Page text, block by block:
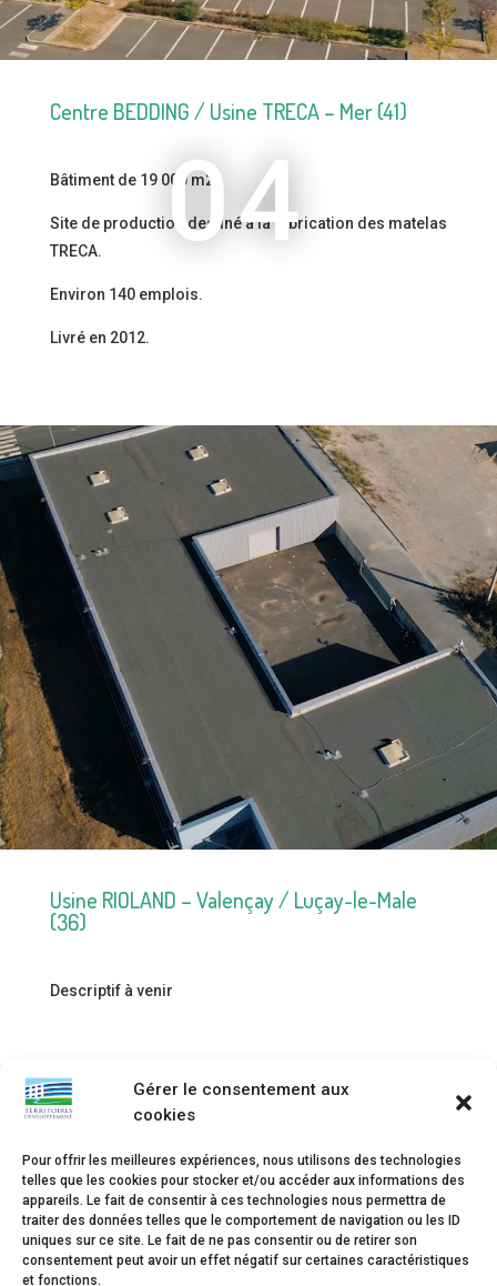
Gérer le consentement aux
cookies
Pour offrir les meilleures expériences, nous utilisons des technologies
telles que les cookies pour stocker et/ou accéder aux informations des
appareils. Le fait de consentir à ces technologies nous permettra de
traiter des données telles que le comportement de navigation ou les ID
uniques sur ce site. Le fait de ne pas consentir ou de retirer son
consentement peut avoir un effet négatif sur certaines caractéristiques
et fonctions.
Centre BEDDING / Usine TRECA – Mer (41)
Bâtiment de 19 000 m2.
Site de production destiné à la fabrication des matelas
TRECA.
Environ 140 emplois.
Livré en 2012.
04
05
Usine RIOLAND – Valençay / Luçay-le-Male
(36)
Descriptif à venir
02 54 58 11 11